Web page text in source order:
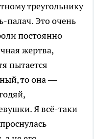
треугольнику
палач. Это очень
постоянно
жертва,
пытается
то она —
Я всё-таки